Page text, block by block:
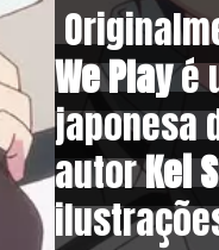
We Playé
japonesa
autorKei
We Playé
japonesa
autorKei